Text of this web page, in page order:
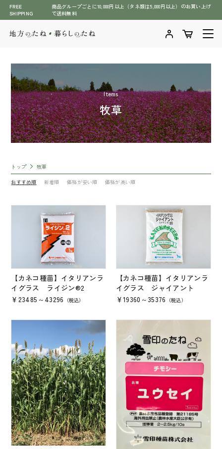
イ
FREE
SHIPPING
商品グループごとに10,000円以上（タネ類は5,000円以上）のお買い上げ
で送料無料
商品一覧
商品一覧へ
石川県伝統野菜（加賀野菜含む）
全ての商品
肥料・BS資材・培土・土壌改良剤
七宝 タマネギ種子
野菜のタネ
草花のタネ
野菜の球根 (種イモ含む)
草花の球根
農業（ガーデニング）資材
私たちについて
お知らせ・コラム
ご利用ガイド
プライパシーポリシー
特定商取引に基づく表記
Items
牧草
トップ 牧草
おすすめ順 新着順 価格が安い順 価格が高い順
【カネコ種苗】イタリアンラ
イグラス ライジン®2
￥23485～43296 （税込）
【カネコ種苗】イタリアンラ
イグラス ジャイアント
￥19360～35376 （税込）